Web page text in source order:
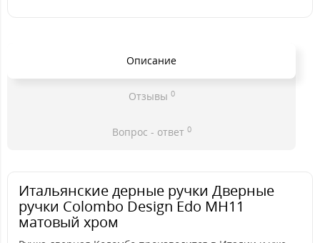
Описание
Отзывы 0
Вопрос - ответ 0
Итальянские дерные ручки Дверные
ручки Colombo Design Edo MH11
матовый хром